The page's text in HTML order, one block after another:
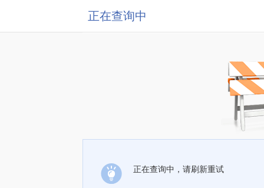
正在查询中
正在查询中，请刷新重试